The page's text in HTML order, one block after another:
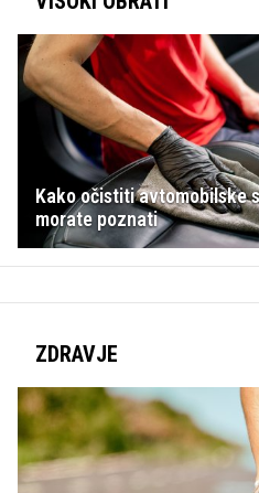
Kako očistiti avtomobilske
morate poznati
ZDRAVJE